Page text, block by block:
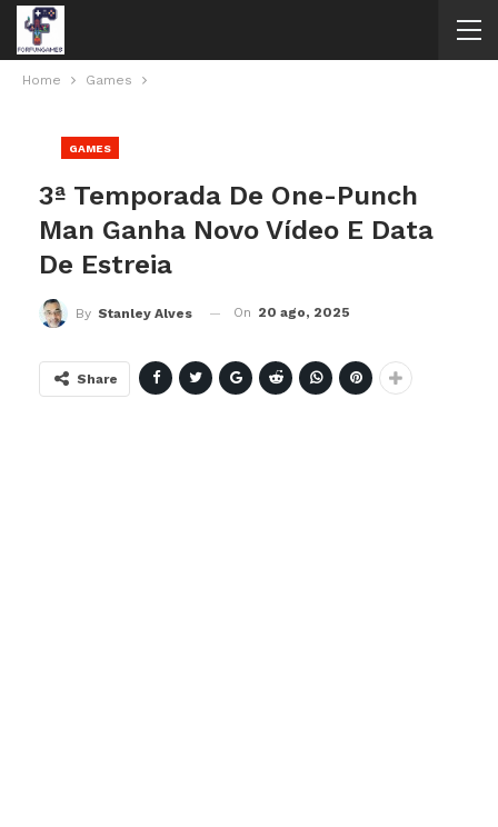
Home Games
GAMES
3ª Temporada De One-Punch
Man Ganha Novo Vídeo E Data
De Estreia
By Stanley Alves On 20 ago, 2025
Share